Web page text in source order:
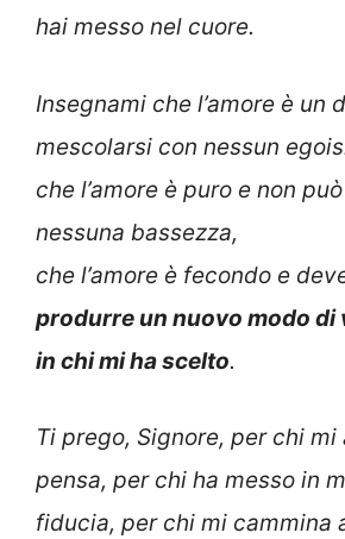
hai messo nel cuore.
Insegnami che l’amore è un
mescolarsi con nessun
che l’amore è puro e non
nessuna bassezza,
che l’amore è fecondo e
produrre un nuovo modo di
in chi mi ha scelto.
Ti prego, Signore, per chi
pensa, per chi ha messo in
fiducia, per chi mi cammina